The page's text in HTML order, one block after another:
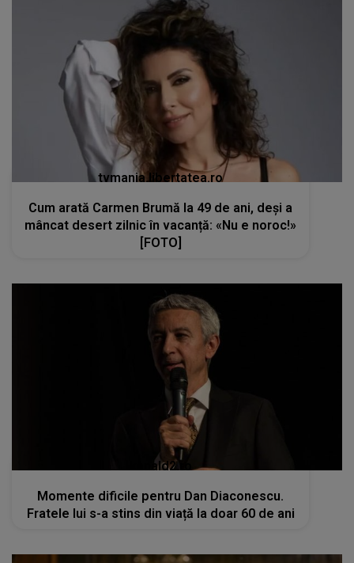
tvmania.libertatea.ro
Cum arată Carmen Brumă la 49 de ani, deși a
mâncat desert zilnic în vacanță: «Nu e noroc!»
[FOTO]
kanald2.ro
Momente dificile pentru Dan Diaconescu.
Fratele lui s-a stins din viață la doar 60 de ani